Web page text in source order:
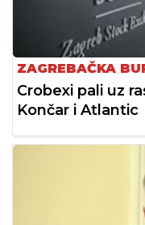
ZAGREBAČKA
Crobexi pali uz
Končar i Atlantic